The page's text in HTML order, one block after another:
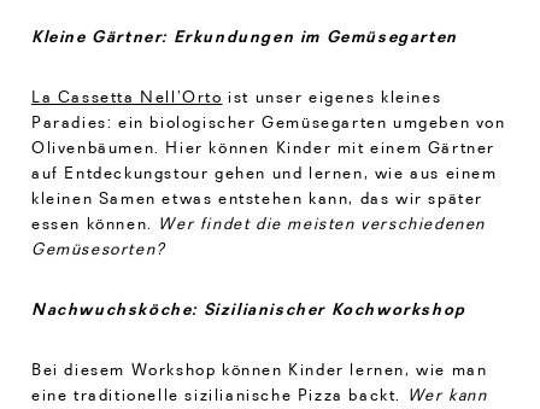
Kleine Gärtner: Erkundungen im Gemüsegarten
La Cassetta Nell’Orto ist unser eigenes kleines
Paradies: ein biologischer Gemüsegarten umgeben von
Olivenbäumen. Hier können Kinder mit einem Gärtner
auf Entdeckungstour gehen und lernen, wie aus einem
kleinen Samen etwas entstehen kann, das wir später
essen können. Wer findet die meisten verschiedenen
Gemüsesorten?
Nachwuchsköche: Sizilianischer Kochworkshop
Bei diesem Workshop können Kinder lernen, wie man
eine traditionelle sizilianische Pizza backt.
Wer kann